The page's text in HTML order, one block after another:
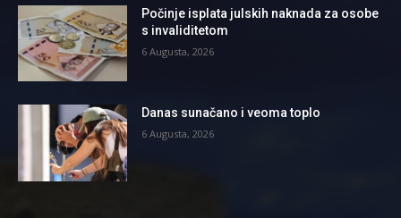
Počinje isplata julskih naknada za osobe
s invaliditetom
6 Augusta, 2026
Danas sunačano i veoma toplo
6 Augusta, 2026